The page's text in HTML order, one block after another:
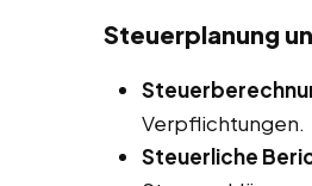
Steuerplanung
Verpflichtungen.
Steuerliche